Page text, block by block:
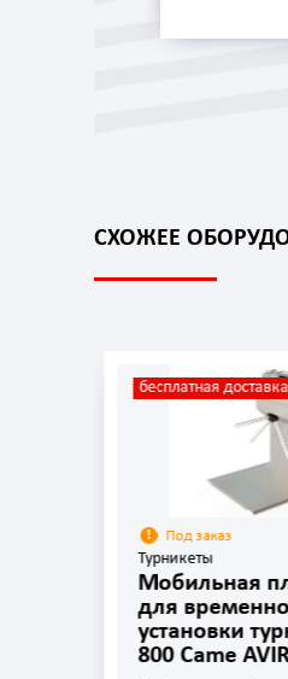
СХОЖЕЕ
бесплатная
Под заказ
Турникеты
Мобильная
для
установки
800 Came